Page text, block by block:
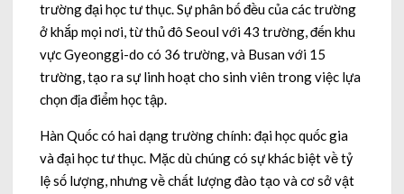
trường đại học tư thục. Sự phân bố đều của các trường
ở khắp mọi nơi, từ thủ đô Seoul với 43 trường, đến khu
vực Gyeonggi-do có 36 trường, và Busan với 15
trường, tạo ra sự linh hoạt cho sinh viên trong việc lựa
chọn địa điểm học tập.
Hàn Quốc có hai dạng trường chính: đại học quốc gia
và đại học tư thục. Mặc dù chúng có sự khác biệt về tỷ
lệ số lượng, nhưng về chất lượng đào tạo và cơ sở vật